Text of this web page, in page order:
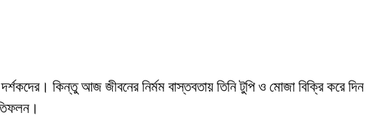
কিন্তু আজ জীবনের নির্মম বাস্তবতায় তিনি টুপি ও মোজা বিক্রি করে দিন